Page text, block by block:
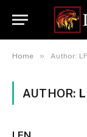
Home » Author:
AUTHOR: